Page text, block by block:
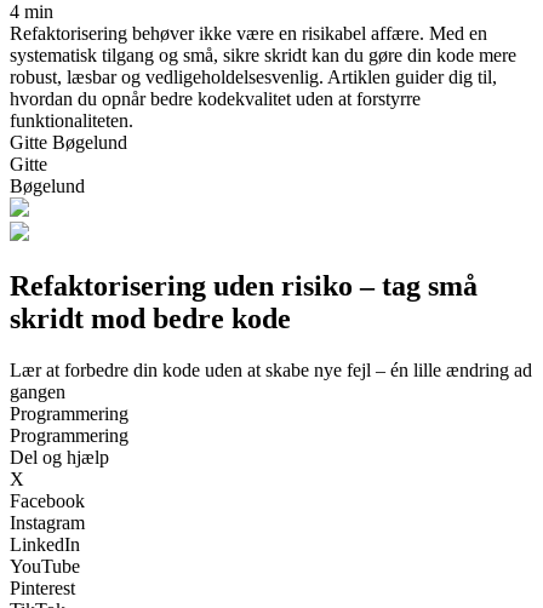
4 min
Refaktorisering behøver ikke være en risikabel affære. Med en
systematisk tilgang og små, sikre skridt kan du gøre din kode mere
robust, læsbar og vedligeholdelsesvenlig. Artiklen guider dig til,
hvordan du opnår bedre kodekvalitet uden at forstyrre
funktionaliteten.
Gitte Bøgelund
Gitte
Bøgelund
Refaktorisering uden risiko – tag små
skridt mod bedre kode
Lær at forbedre din kode uden at skabe nye fejl – én lille ændring ad
gangen
Programmering
Programmering
Del og hjælp
X
Facebook
Instagram
LinkedIn
YouTube
Pinterest